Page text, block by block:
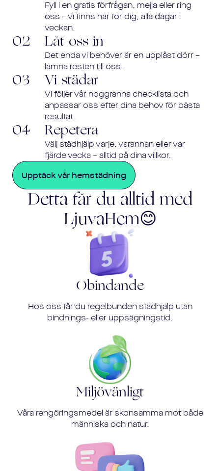
Fyll i en gratis förfrågan, mejla eller ring
oss – vi finns här för dig, alla dagar i
veckan.
02 Låt oss in
Det enda vi behöver är en upplåst dörr –
lämna resten till oss.
03 Vi städar
Vi följer vår noggranna checklista och
anpassar oss efter dina behov för bästa
resultat.
04 Repetera
Välj städhjälp varje, varannan eller var
fjärde vecka – alltid på dina villkor.
Upptäck vår hemstädning
Detta får du alltid med
LjuvaHem😊
Obindande
Hos oss får du regelbunden städhjälp utan
bindnings- eller uppsägningstid.
Miljövänligt
Våra rengöringsmedel är skonsamma mot både
människa och natur.